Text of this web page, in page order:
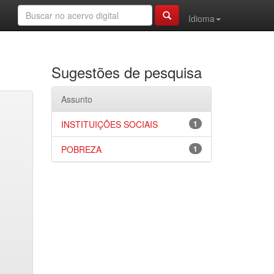
Idioma
Sugestões de pesquisa
Assunto
1
INSTITUIÇÕES SOCIAIS
1
POBREZA